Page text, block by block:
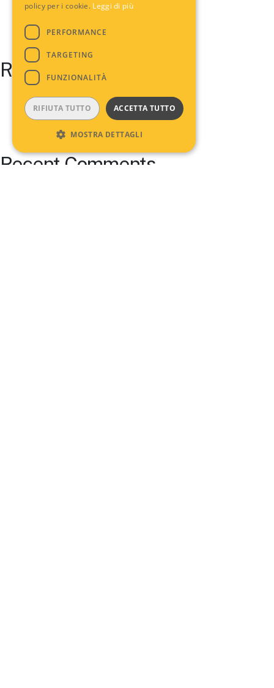
Recent Posts
Recent Comments
policy per i cookie. Leggi di più
PERFORMANCE
TARGETING
FUNZIONALITÀ
ACCETTA TUTTO
RIFIUTA TUTTO
MOSTRA DETTAGLI